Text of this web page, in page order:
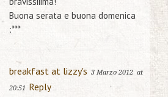
Buona serata e buona domenica
:***
breakfast at lizzy's 3 Marzo 2012 at
20:51 Reply